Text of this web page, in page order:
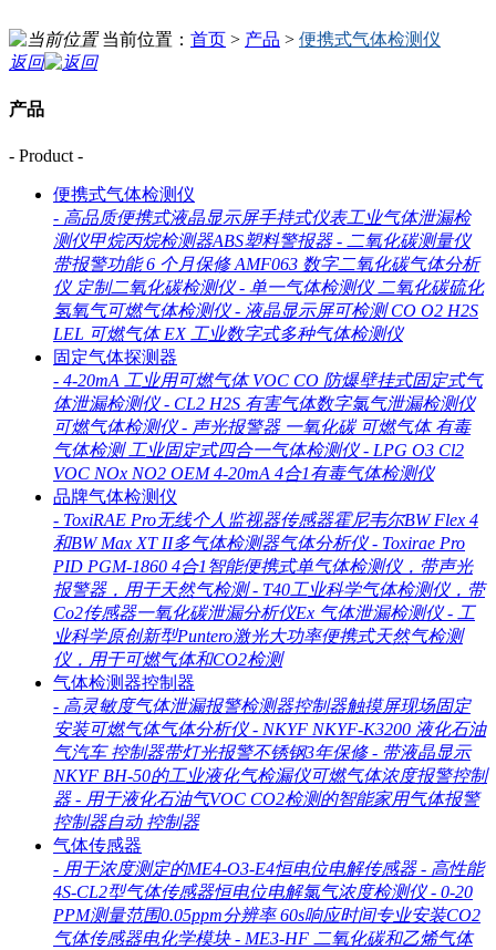
当前位置： 首页 > 产品 > 便携式气体检测仪
返回
产品
- Product -
便携式气体检测仪
- 高品质便携式液晶显示屏手持式仪表工业气体泄漏检
测仪甲烷丙烷检测器ABS塑料警报器 - 二氧化碳测量仪
带报警功能 6 个月保修 AMF063 数字二氧化碳气体分析
仪 定制二氧化碳检测仪 - 单一气体检测仪 二氧化碳硫化
氢氧气可燃气体检测仪 - 液晶显示屏可检测 CO O2 H2S
LEL 可燃气体 EX 工业数字式多种气体检测仪
固定气体探测器
- 4-20mA 工业用可燃气体 VOC CO 防爆壁挂式固定式气
体泄漏检测仪 - CL2 H2S 有害气体数字氯气泄漏检测仪
可燃气体检测仪 - 声光报警器 一氧化碳 可燃气体 有毒
气体检测 工业固定式四合一气体检测仪 - LPG O3 Cl2
VOC NOx NO2 OEM 4-20mA 4合1有毒气体检测仪
品牌气体检测仪
- ToxiRAE Pro无线个人监视器传感器霍尼韦尔BW Flex 4
和BW Max XT II多气体检测器气体分析仪 - Toxirae Pro
PID PGM-1860 4合1智能便携式单气体检测仪，带声光
报警器，用于天然气检测 - T40工业科学气体检测仪，带
Co2传感器一氧化碳泄漏分析仪Ex 气体泄漏检测仪 - 工
业科学原创新型Puntero激光大功率便携式天然气检测
仪，用于可燃气体和CO2检测
气体检测器控制器
- 高灵敏度气体泄漏报警检测器控制器触摸屏现场固定
安装可燃气体气体分析仪 - NKYF NKYF-K3200 液化石油
气汽车 控制器带灯光报警不锈钢3年保修 - 带液晶显示
NKYF BH-50的工业液化气检漏仪可燃气体浓度报警控制
器 - 用于液化石油气VOC CO2检测的智能家用气体报警
控制器自动 控制器
气体传感器
- 用于浓度测定的ME4-O3-E4恒电位电解传感器 - 高性能
4S-CL2型气体传感器恒电位电解氯气浓度检测仪 - 0-20
PPM测量范围0.05ppm分辨率 60s响应时间专业安装CO2
气体传感器电化学模块 - ME3-HF 二氧化碳和乙烯气体